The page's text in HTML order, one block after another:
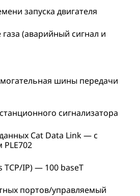
запуска двигателя
(аварийный сигнал и
шины передачи
сигнализатора
Cat Data Link — с
IP) — 100 baseT
портов/управляемый